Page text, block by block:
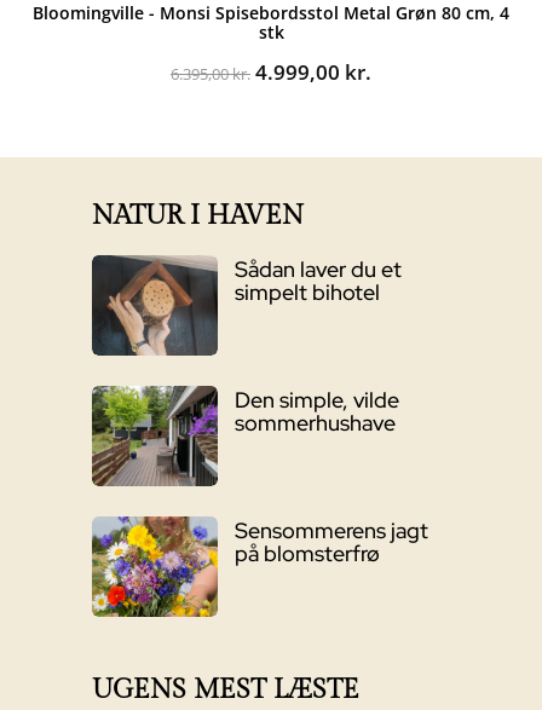
Bloomingville - Monsi Spisebordsstol Metal Grøn 80 cm, 4
stk
6.395,00kr. Den
4.999,00 kr.
NATUR I HAVEN
Sådan laver du et
simpelt bihotel
Den simple, vilde
sommerhushave
Sensommerens jagt
på blomsterfrø
UGENS MEST LÆSTE